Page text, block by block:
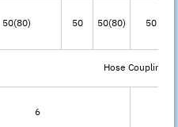
50(80) 50 50(80) 50
Hose Coupling
6